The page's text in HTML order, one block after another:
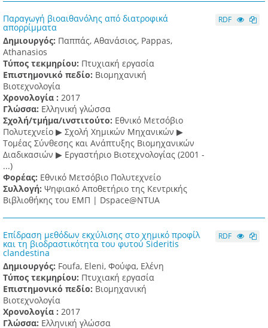
Παραγωγή βιοαιθανόλης από διατροφικά
απορρίμματα
Δημιουργός: Παππάς, Αθανάσιος, Pappas,
Athanasios
Τύπος τεκμηρίου: Πτυχιακή εργασία
Επιστημονικό πεδίο: Βιομηχανική
Βιοτεχνολογία
Χρονολογία : 2017
Γλώσσα: Ελληνική γλώσσα
Σχολή/τμήμα/ινστιτούτο: Εθνικό Μετσόβιο
Πολυτεχνείο ▶ Σχολή Χημικών Μηχανικών ▶
Τομέας Σύνθεσης και Ανάπτυξης Βιομηχανικών
Διαδικασιών ▶ Εργαστήριο Βιοτεχνολογίας (2001 -
...)
Φορέας: Εθνικό Μετσόβιο Πολυτεχνείο
Συλλογή: Ψηφιακό Αποθετήριο της Κεντρικής
Βιβλιοθήκης του ΕΜΠ | Dspace@NTUA
RDF
Επίδραση μεθόδων εκχύλισης στο χημικό προφίλ
και τη βιοδραστικότητα του φυτού Sideritis
clandestina
Δημιουργός: Foufa, Eleni, Φούφα, Ελένη
Τύπος τεκμηρίου: Πτυχιακή εργασία
Επιστημονικό πεδίο: Βιομηχανική
Βιοτεχνολογία
Χρονολογία : 2017
Γλώσσα: Ελληνική γλώσσα
RDF